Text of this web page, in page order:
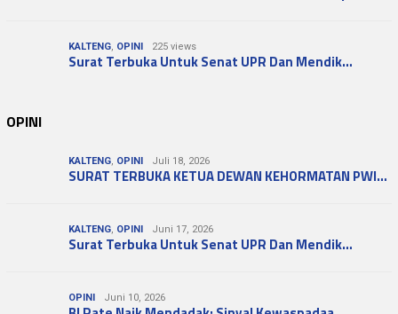
KALTENG, OPINI 225 views
Surat Terbuka Untuk Senat UPR Dan Mendik…
OPINI
KALTENG, OPINI Juli 18, 2026
SURAT TERBUKA KETUA DEWAN KEHORMATAN PWI…
KALTENG, OPINI Juni 17, 2026
Surat Terbuka Untuk Senat UPR Dan Mendik…
OPINI Juni 10, 2026